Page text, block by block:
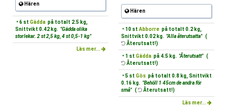
Hären
• 6 st Gädda på totalt 2.5 kg,
Snittvikt 0.42 kg. "Gädda olika
storlekar. 2 st 2,5 kg, 4 st 0,5-1 kg"
Läs mer...
Hären
• 10 st Abborre på totalt 0.2 kg,
Snittvikt 0.02 kg. "Alla återutsatta" (
Återutsatt!)
• 1 st Gädda på 4.5 kg. "Återutsatt" (
Återutsatt!)
• 5 st Gös på totalt 0.8 kg, Snittvikt
0.16 kg. "Behöll 1 45cm de andra för
små" ( Återutsatt!)
Läs mer...